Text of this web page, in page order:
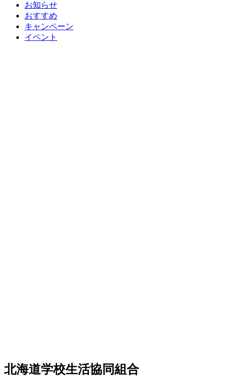
お知らせ
おすすめ
キャンペーン
イベント
北海道学校生活協同組合